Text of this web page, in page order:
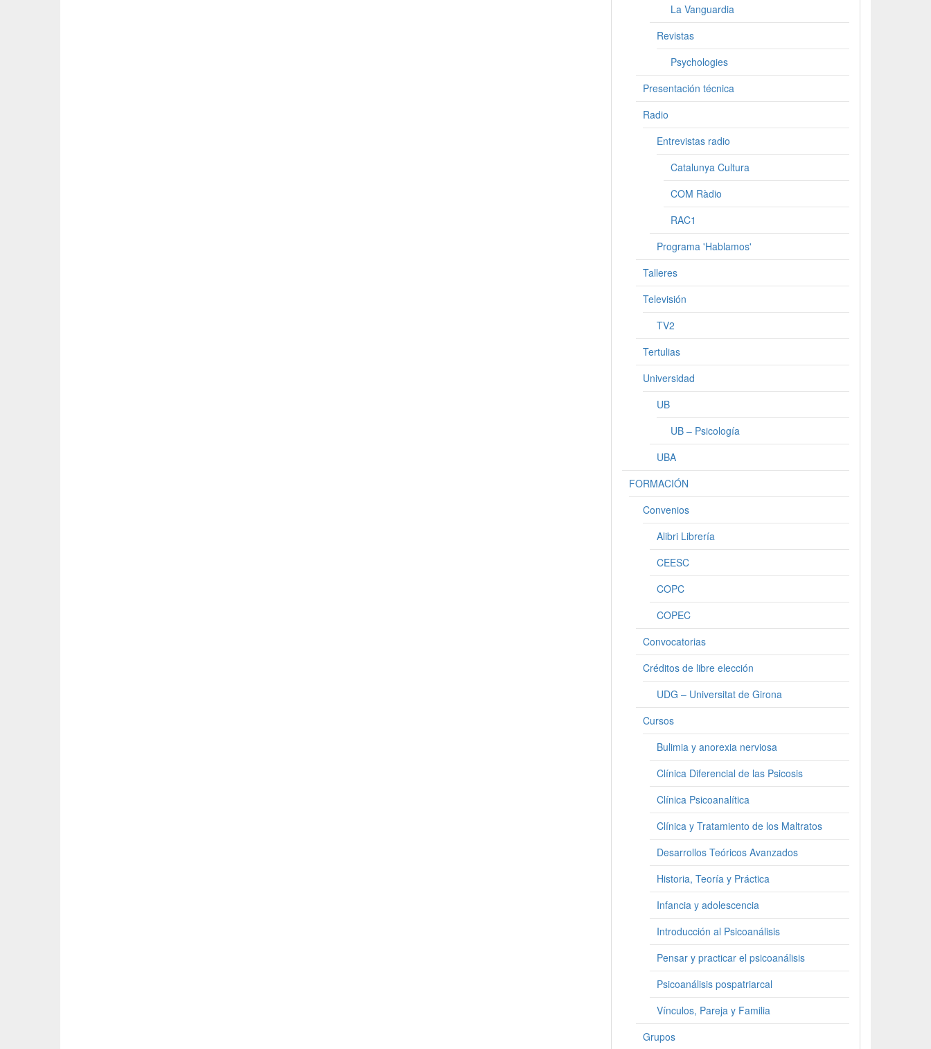
La Vanguardia
Revistas
Psychologies
Presentación técnica
Radio
Entrevistas radio
Catalunya Cultura
COM Ràdio
RAC1
Programa 'Hablamos'
Talleres
Televisión
TV2
Tertulias
Universidad
UB
UB – Psicología
UBA
FORMACIÓN
Convenios
Alibri Librería
CEESC
COPC
COPEC
Convocatorias
Créditos de libre elección
UDG – Universitat de Girona
Cursos
Bulimia y anorexia nerviosa
Clínica Diferencial de las Psicosis
Clínica Psicoanalítica
Clínica y Tratamiento de los Maltratos
Desarrollos Teóricos Avanzados
Historia, Teoría y Práctica
Infancia y adolescencia
Introducción al Psicoanálisis
Pensar y practicar el psicoanálisis
Psicoanálisis pospatriarcal
Vínculos, Pareja y Familia
Grupos